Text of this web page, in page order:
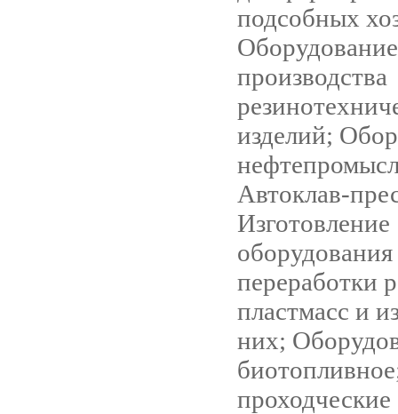
подсобных
производства
изделий;
Автоклав-
Изготовление
оборудования
переработки
пластмасс и
них;
проходческие